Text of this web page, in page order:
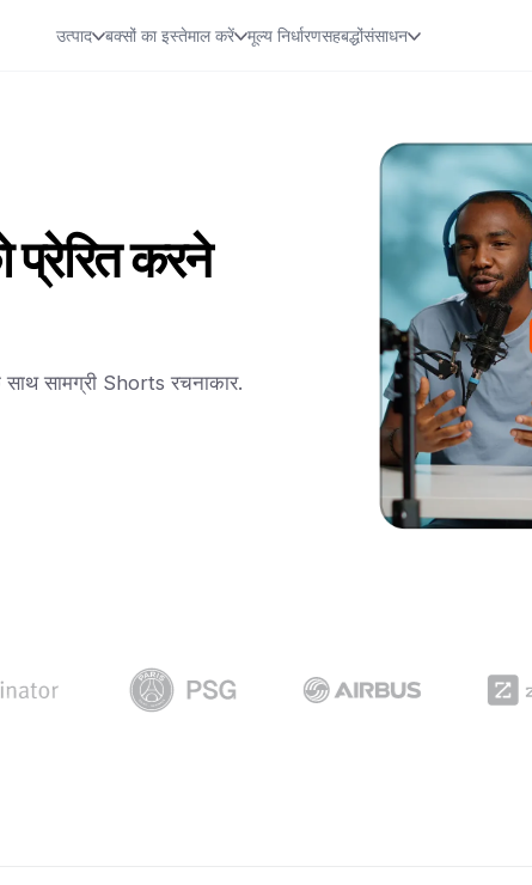
उत्पाद बक्सों का इस्तेमाल करें मूल्य निर्धारणसहबद्धोंसंसाधन
करने
सामग्री Shorts रचनाकार.